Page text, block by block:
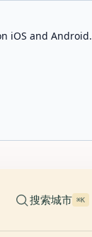
iOS and Android.
搜索城市 ⌘K